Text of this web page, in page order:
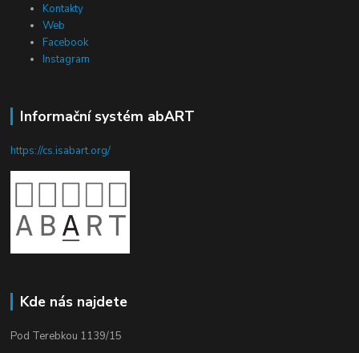
Kontakty
Web
Facebook
Instagram
Informační systém abART
https://cs.isabart.org/
Kde nás najdete
Pod Terebkou 1139/15